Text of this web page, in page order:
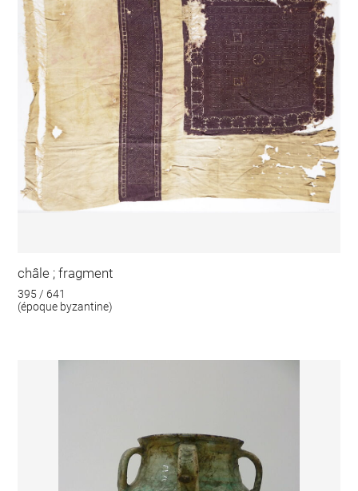
châle ; fragment
395 / 641
(époque byzantine)